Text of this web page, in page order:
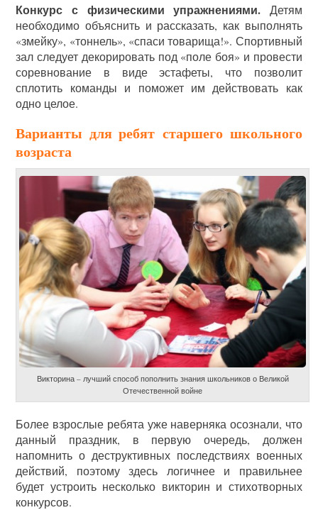
Конкурс с физическими упражнениями. Детям
необходимо объяснить и рассказать, как выполнять
«змейку», «тоннель», «спаси товарища!». Спортивный
зал следует декорировать под «поле боя» и провести
соревнование в виде эстафеты, что позволит
сплотить команды и поможет им действовать как
одно целое.
Варианты для ребят старшего школьного
возраста
Викторина – лучший способ пополнить знания школьников о Великой
Отечественной войне
Более взрослые ребята уже наверняка осознали, что
данный праздник, в первую очередь, должен
напомнить о деструктивных последствиях военных
действий, поэтому здесь логичнее и правильнее
будет устроить несколько викторин и стихотворных
конкурсов.